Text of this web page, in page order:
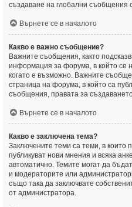
създаване на глобални съобщения
Върнете се в началото
Какво е важно съобщение?
Важните съобщения, както
информация за форума, в който се
когато е възможно. Важните
страница на форума, в който са
съобщения, правата за
Върнете се в началото
Какво е заключена тема?
Заключените теми са теми, в които
публикуват нови мнения и всяка
автоматично. Темите могат да
и модераторите или
също така да заключвате
от администратора.